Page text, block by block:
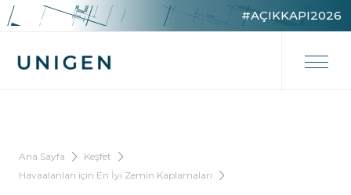
#AÇIKKAPI2026
Ana Sayfa
Keşfet
Havaalanları için En İyi Zemin Kaplamaları